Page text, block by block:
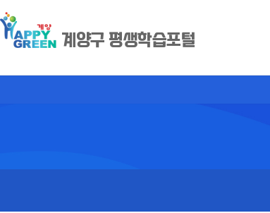
계양구 평생학습포털